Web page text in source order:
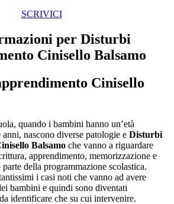
SCRIVICI
per Disturbi
Cinisello Balsamo
Cinisello
quando i bambini hanno un’età
nascono diverse patologie e Disturbi
Balsamo che vanno a riguardare
apprendimento, memorizzazione e
della programmazione scolastica.
i casi noti che vanno ad avere
bambini e quindi sono diventati
identificare che su cui intervenire.